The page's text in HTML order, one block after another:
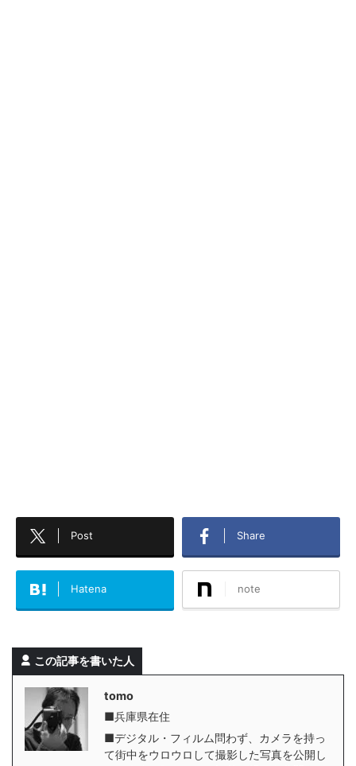
Post Share
Hatena note
この記事を書いた人
tomo
■兵庫県在住
■デジタル・フィルム問わず、カメラを持っ
て街中をウロウロして撮影した写真を公開し